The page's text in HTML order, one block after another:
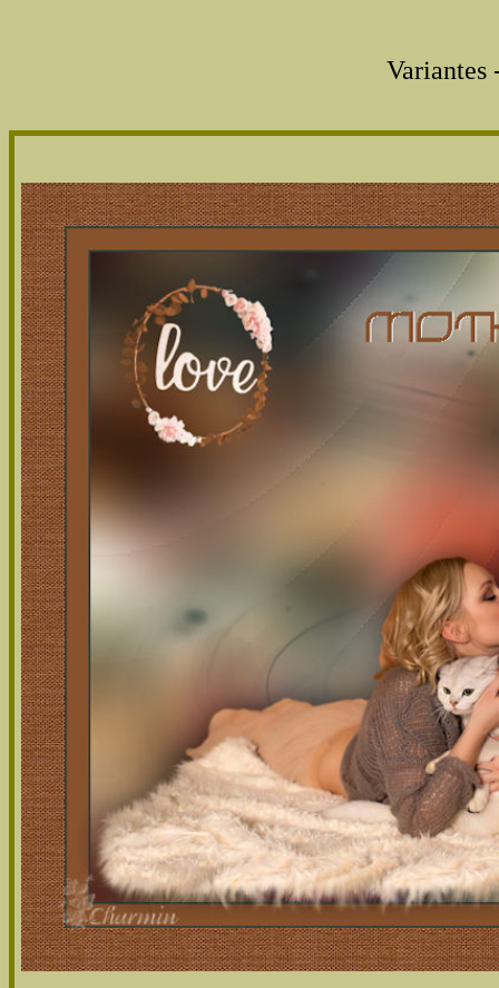
Variantes